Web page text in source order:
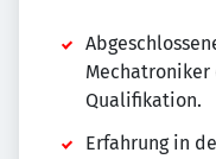
Qualifikation.
Erfahrung in